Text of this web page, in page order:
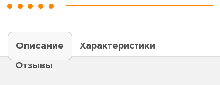
Описание
Характеристики
Отзывы